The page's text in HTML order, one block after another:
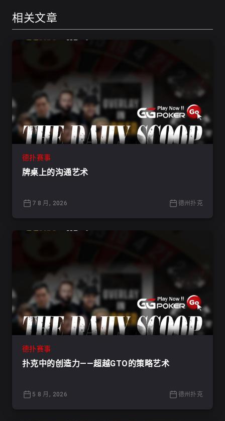
相关文章
德扑赛事
牌桌上的沟通艺术
7 8 月, 2026 德州扑克
德扑赛事
扑克中的创造力——超越GTO的策略艺术
5 8 月, 2026 德州扑克